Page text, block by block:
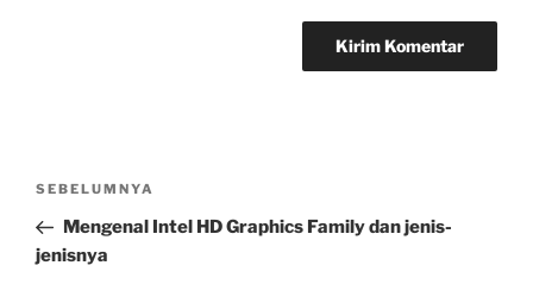
Navigasi
Pos
Sebelumnya
SEBELUMNYA
Mengenal Intel HD Graphics Family dan jenis-
jenisnya